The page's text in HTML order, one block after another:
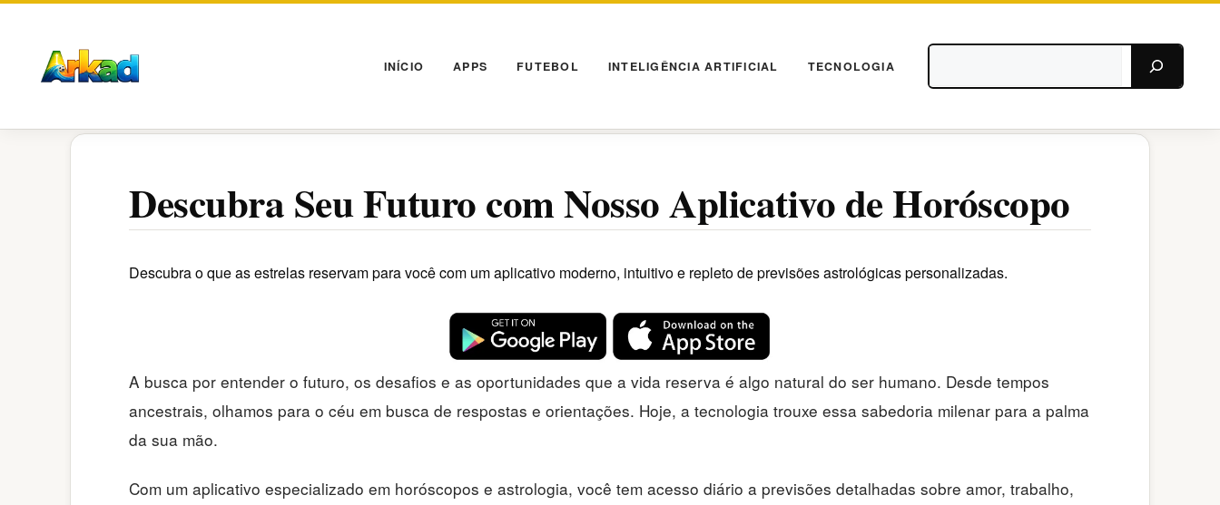
Pular
conteúdo
INÍCIO APPS FUTEBOL INTELIGÊNCIA ARTIFICIAL TECNOLOGIA
Descubra Seu Futuro com Nosso Aplicativo de Horóscopo
Descubra o que as estrelas reservam para você com um aplicativo moderno, intuitivo e repleto de previsões astrológicas personalizadas.
A busca por entender o futuro, os desafios e as oportunidades que a vida reserva é algo natural do ser humano. Desde tempos
ancestrais, olhamos para o céu em busca de respostas e orientações. Hoje, a tecnologia trouxe essa sabedoria milenar para a palma
da sua mão.
Com um aplicativo especializado em horóscopos e astrologia, você tem acesso diário a previsões detalhadas sobre amor, trabalho,